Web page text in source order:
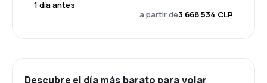
1 día antes
a partir de3 668 534 CLP
Descubre el día más barato para volar